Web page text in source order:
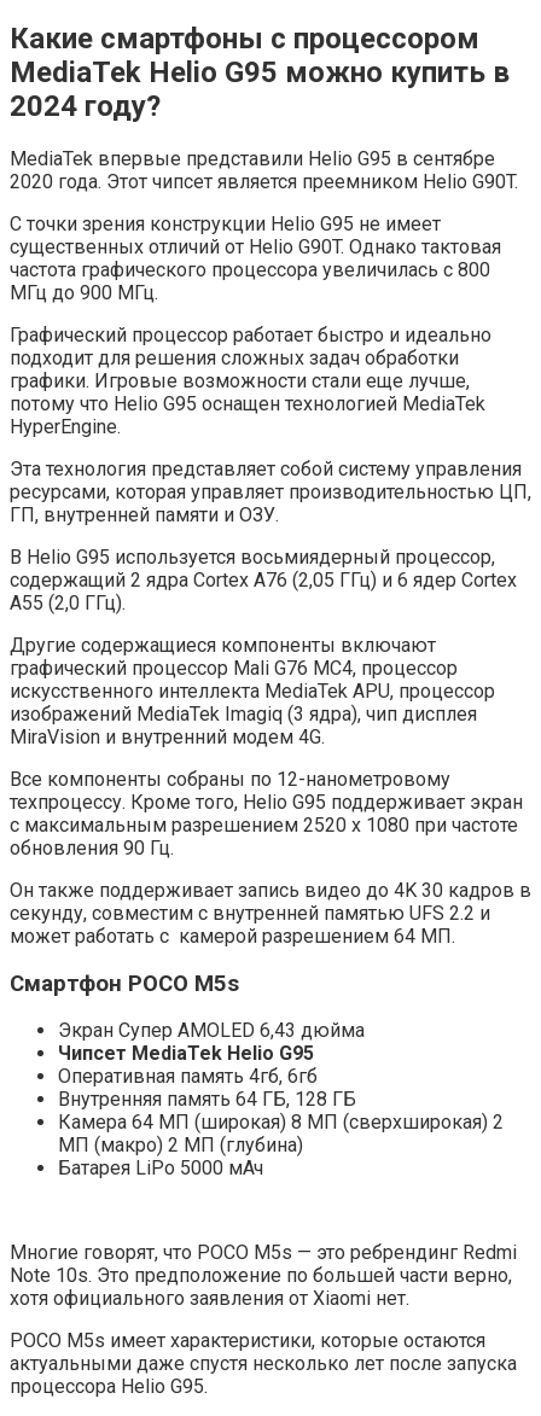
Какие смартфоны с процессором
MediaTek Helio G95 можно купить в
2024 году?
MediaTek впервые представили Helio G95 в сентябре
2020 года. Этот чипсет является преемником Helio G90T.
С точки зрения конструкции Helio G95 не имеет
существенных отличий от Helio G90T. Однако тактовая
частота графического процессора увеличилась с 800
МГц до 900 МГц.
Графический процессор работает быстро и идеально
подходит для решения сложных задач обработки
графики. Игровые возможности стали еще лучше,
потому что Helio G95 оснащен технологией MediaTek
HyperEngine.
Эта технология представляет собой систему управления
ресурсами, которая управляет производительностью ЦП,
ГП, внутренней памяти и ОЗУ.
В Helio G95 используется восьмиядерный процессор,
содержащий 2 ядра Cortex A76 (2,05 ГГц) и 6 ядер Cortex
A55 (2,0 ГГц).
Другие содержащиеся компоненты включают
графический процессор Mali G76 MC4, процессор
искусственного интеллекта MediaTek APU, процессор
изображений MediaTek Imagiq (3 ядра), чип дисплея
MiraVision и внутренний модем 4G.
Все компоненты собраны по 12-нанометровому
техпроцессу. Кроме того, Helio G95 поддерживает экран
с максимальным разрешением 2520 x 1080 при частоте
обновления 90 Гц.
Он также поддерживает запись видео до 4K 30 кадров в
секунду, совместим с внутренней памятью UFS 2.2 и
может работать с камерой разрешением 64 МП.
Смартфон POCO M5s
Экран Супер AMOLED 6,43 дюйма
Чипсет MediaTek Helio G95
Оперативная память 4гб, 6гб
Внутренняя память 64 ГБ, 128 ГБ
Камера 64 МП (широкая) 8 МП (сверхширокая) 2
МП (макро) 2 МП (глубина)
Батарея LiPo 5000 мАч
Многие говорят, что POCO M5s — это ребрендинг Redmi
Note 10s. Это предположение по большей части верно,
хотя официального заявления от Xiaomi нет.
POCO M5s имеет характеристики, которые остаются
актуальными даже спустя несколько лет после запуска
процессора Helio G95.